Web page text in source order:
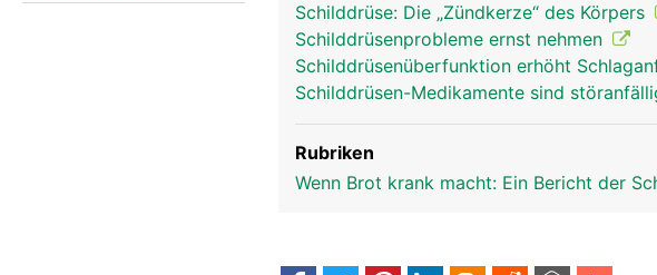
Schilddrüse: Die „Zündkerze“ des Körpers
Schilddrüsenprobleme ernst nehmen
Schilddrüsenüberfunktion erhöht
Schilddrüsen-Medikamente sind
Rubriken
Wenn Brot krank macht: Ein Bericht der